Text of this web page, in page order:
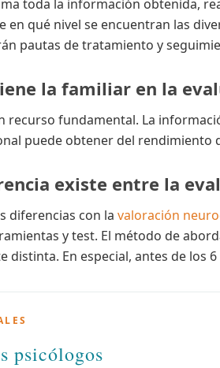
toda la información obtenida,
en qué nivel se encuentran las
pautas de tratamiento y
la familiar en la
recurso fundamental. La
puede obtener del rendimiento
existe entre la
diferencias con la valoración
y test. El método de
distinta. En especial, antes de los
psicólogos